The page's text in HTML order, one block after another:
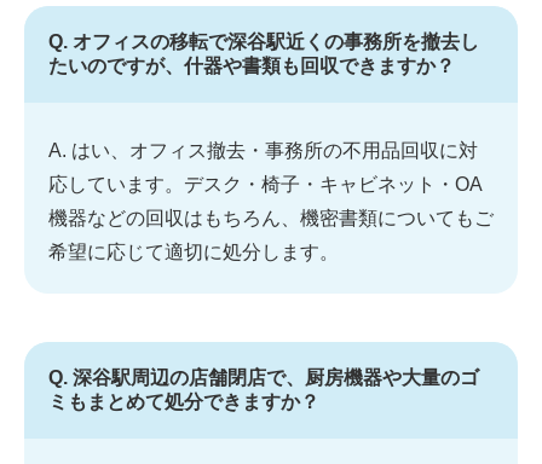
Q. オフィスの移転で深谷駅近くの事務所を撤去し
たいのですが、什器や書類も回収できますか？
A. はい、オフィス撤去・事務所の不用品回収に対
応しています。デスク・椅子・キャビネット・OA
機器などの回収はもちろん、機密書類についてもご
希望に応じて適切に処分します。
Q. 深谷駅周辺の店舗閉店で、厨房機器や大量のゴ
ミもまとめて処分できますか？